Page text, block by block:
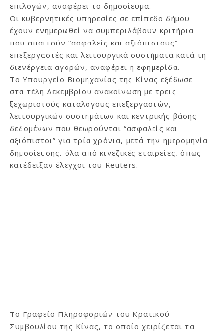
επιλογών, αναφέρει το δημοσίευμα.
Οι κυβερνητικές υπηρεσίες σε επίπεδο δήμου
έχουν ενημερωθεί να συμπεριλάβουν κριτήρια
που απαιτούν “ασφαλείς και αξιόπιστους”
επεξεργαστές και λειτουργικά συστήματα κατά τη
διενέργεια αγορών, αναφέρει η εφημερίδα.
Το Υπουργείο Βιομηχανίας της Κίνας εξέδωσε
στα τέλη Δεκεμβρίου ανακοίνωση με τρεις
ξεχωριστούς καταλόγους επεξεργαστών,
λειτουργικών συστημάτων και κεντρικής βάσης
δεδομένων που θεωρούνται “ασφαλείς και
αξιόπιστοι” για τρία χρόνια, μετά την ημερομηνία
δημοσίευσης, όλα από κινεζικές εταιρείες, όπως
κατέδειξαν έλεγχοι του Reuters.
Το Γραφείο Πληροφοριών του Κρατικού
Συμβουλίου της Κίνας, το οποίο χειρίζεται τα